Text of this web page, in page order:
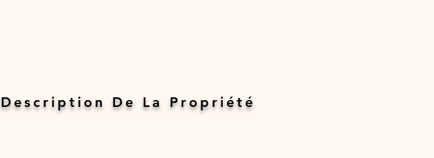
Description De La Propriété